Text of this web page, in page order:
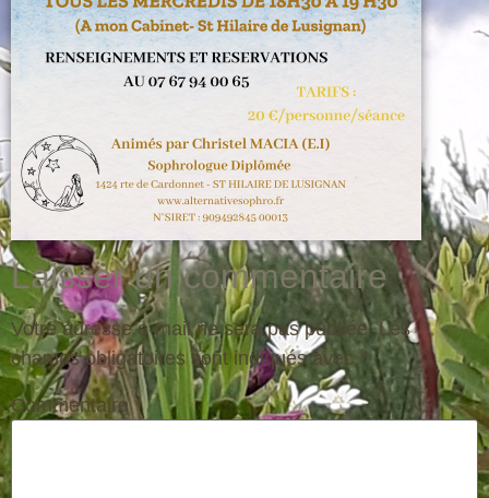
Laisser un commentaire
Votre adresse e-mail ne sera pas publiée. Les
champs obligatoires sont indiqués avec*
Commentaire*